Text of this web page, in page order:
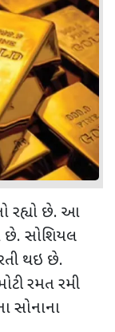
રહ્યો છે. આ
છે. સોશિયલ
થઇ છે.
રમત રમી
સોનાના